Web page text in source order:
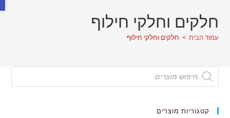
חלקים וחלקי חילוף
עמוד הבית > חלקים וחלקי חילוף
Products
search
קטגוריות מוצרים